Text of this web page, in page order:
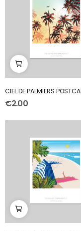
CIEL DE PALMIERS
€2.00